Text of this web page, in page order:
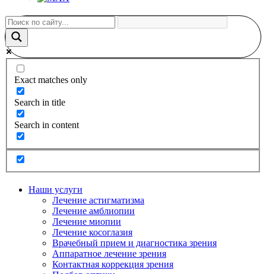
Exact matches only
Search in title
Search in content
Наши услуги
Лечение астигматизма
Лечение амблиопии
Лечение миопии
Лечение косоглазия
Врачебный прием и диагностика зрения
Аппаратное лечение зрения
Контактная коррекция зрения